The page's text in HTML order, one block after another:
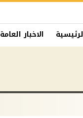
الاخبار العامة